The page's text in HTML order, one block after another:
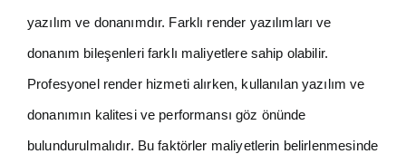
yazılım ve donanımdır. Farklı render yazılımları ve
donanım bileşenleri farklı maliyetlere sahip olabilir.
Profesyonel render hizmeti alırken, kullanılan yazılım ve
donanımın kalitesi ve performansı göz önünde
bulundurulmalıdır. Bu faktörler maliyetlerin belirlenmesinde